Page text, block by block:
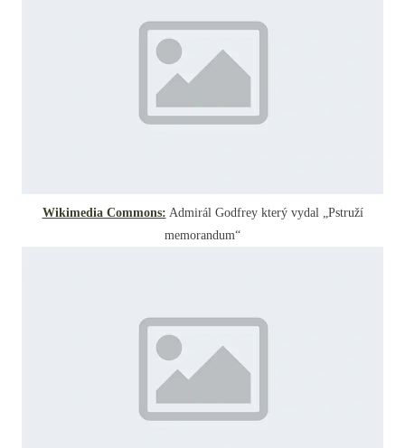
Wikimedia Commons: Admirál Godfrey který vydal „Pstruží
memorandum“